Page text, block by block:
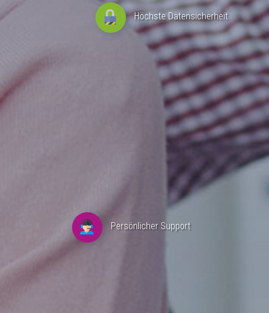
Höchste Datensicherheit
Persönlicher Support